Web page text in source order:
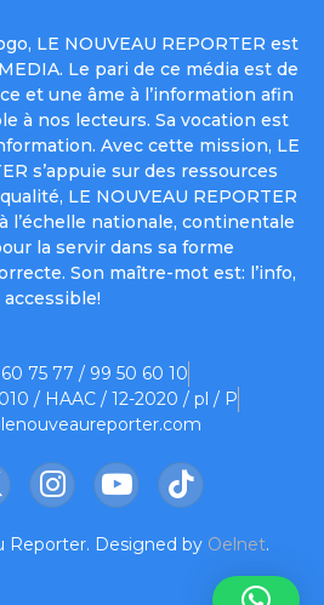
LE NOUVEAU REPORTER est
Le pari de ce média est de
et une âme à l’information afin
à nos lecteurs. Sa vocation est
Avec cette mission, LE
s’appuie sur des ressources
LE NOUVEAU REPORTER
l’échelle nationale, continentale
la servir dans sa forme
Son maître-mot est: l’info,
accessible!
75 77 / 99 50 60 10
/ HAAC / 12-2020 / pl / P
InstagramYouTubeTikTok
Reporter. Designed by Oelnet.